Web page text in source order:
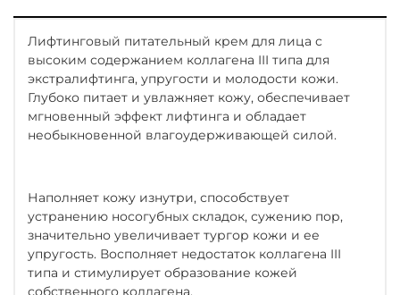
Лифтинговый питательный крем для лица с
высоким содержанием коллагена III типа для
экстралифтинга, упругости и молодости кожи.
Глубоко питает и увлажняет кожу, обеспечивает
мгновенный эффект лифтинга и обладает
необыкновенной влагоудерживающей силой.
Наполняет кожу изнутри, способствует
устранению носогубных складок, сужению пор,
значительно увеличивает тургор кожи и ее
упругость. Восполняет недостаток коллагена III
типа и стимулирует образование кожей
собственного коллагена.